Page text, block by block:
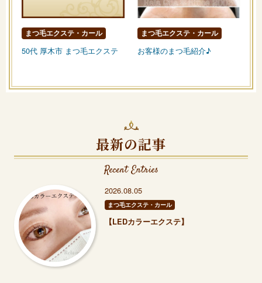
まつ毛エクステ・カール
50代 厚木市 まつ毛エクステ
まつ毛エクステ・カール
お客様のまつ毛紹介♪
最新の記事
Recent Entries
2026.08.05
まつ毛エクステ・カール
【LEDカラーエクステ】